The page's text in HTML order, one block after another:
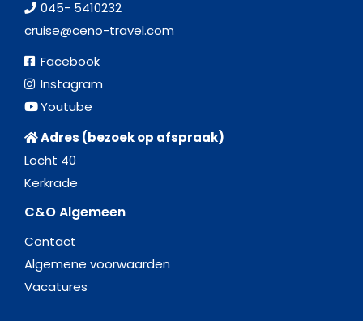
045- 5410232
cruise@ceno-travel.com
Facebook
Instagram
Youtube
Adres (bezoek op afspraak)
Locht 40
Kerkrade
C&O Algemeen
Contact
Algemene voorwaarden
Vacatures